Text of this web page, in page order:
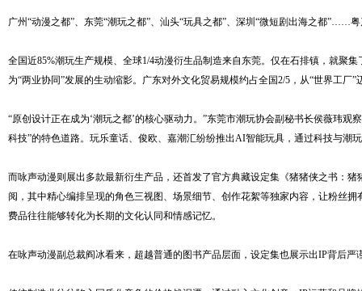
广州“动漫之都”、东莞“潮玩之都”、汕头“玩具之都”、深圳“微短剧出海之都”……
全国近85%潮玩生产规模、全球1/4动漫衍生品制造来自东莞。仅在石排镇，就聚
为“两业协同”发展的生动缩影。广东对外文化贸易规模约占全国2/5，从“世界工厂”
“原创设计正在成为‘潮玩之都’的核心驱动力。”东莞市潮玩协会副秘书长侯薇玮
科技”的特色道路。玩乐童话、俊欧、嘉潮汇纷纷推出AI智能玩具，通过科技与潮
而咏声动漫则展出多款最新衍生产品，还首发了官方典藏设定集《猪猪侠之书：
阅，其中精心编排呈现的角色三视图、场景细节、创作花絮等独家内容，让粉丝
费品往往能够转化为长期的文化认同和情感记忆。
在咏声动漫副总裁阎冰看来，超越普通的图书产品层面，设定集也展示出IP背后